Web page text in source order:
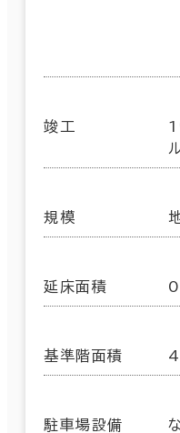
竣工
規模
延床面積
基準階面積
駐車場設備